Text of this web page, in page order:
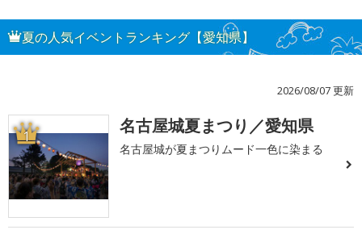
夏の人気イベントランキング【愛知県】
2026/08/07 更新
1 名古屋城夏まつり／愛知県
名古屋城が夏まつりムード一色に染まる